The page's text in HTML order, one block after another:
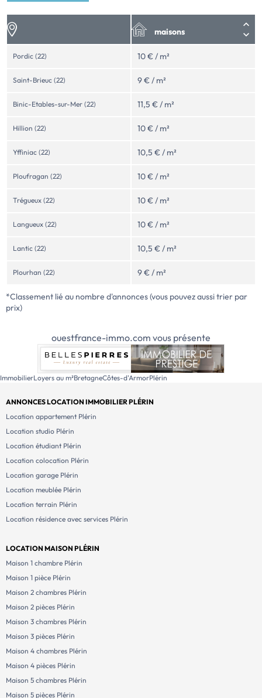
maisons
Pordic (22) 10 € / m²
Saint-Brieuc (22) 9 € / m²
Binic-Etables-sur-Mer (22) 11,5 € / m²
Hillion (22) 10 € / m²
Yffiniac (22) 10,5 € / m²
Ploufragan (22) 10 € / m²
Trégueux (22) 10 € / m²
Langueux (22) 10 € / m²
Lantic (22) 10,5 € / m²
Plourhan (22) 9 € / m²
*Classement lié au nombre d'annonces (vous pouvez aussi trier par
prix)
ouestfrance-immo.com vous présente
ImmobilierLoyers au m²BretagneCôtes-d'ArmorPlérin
ANNONCES LOCATION IMMOBILIER PLÉRIN
Location appartement Plérin
Location studio Plérin
Location étudiant Plérin
Location colocation Plérin
Location garage Plérin
Location meublée Plérin
Location terrain Plérin
Location résidence avec services Plérin
LOCATION MAISON PLÉRIN
Maison 1 chambre Plérin
Maison 1 pièce Plérin
Maison 2 chambres Plérin
Maison 2 pièces Plérin
Maison 3 chambres Plérin
Maison 3 pièces Plérin
Maison 4 chambres Plérin
Maison 4 pièces Plérin
Maison 5 chambres Plérin
Maison 5 pièces Plérin